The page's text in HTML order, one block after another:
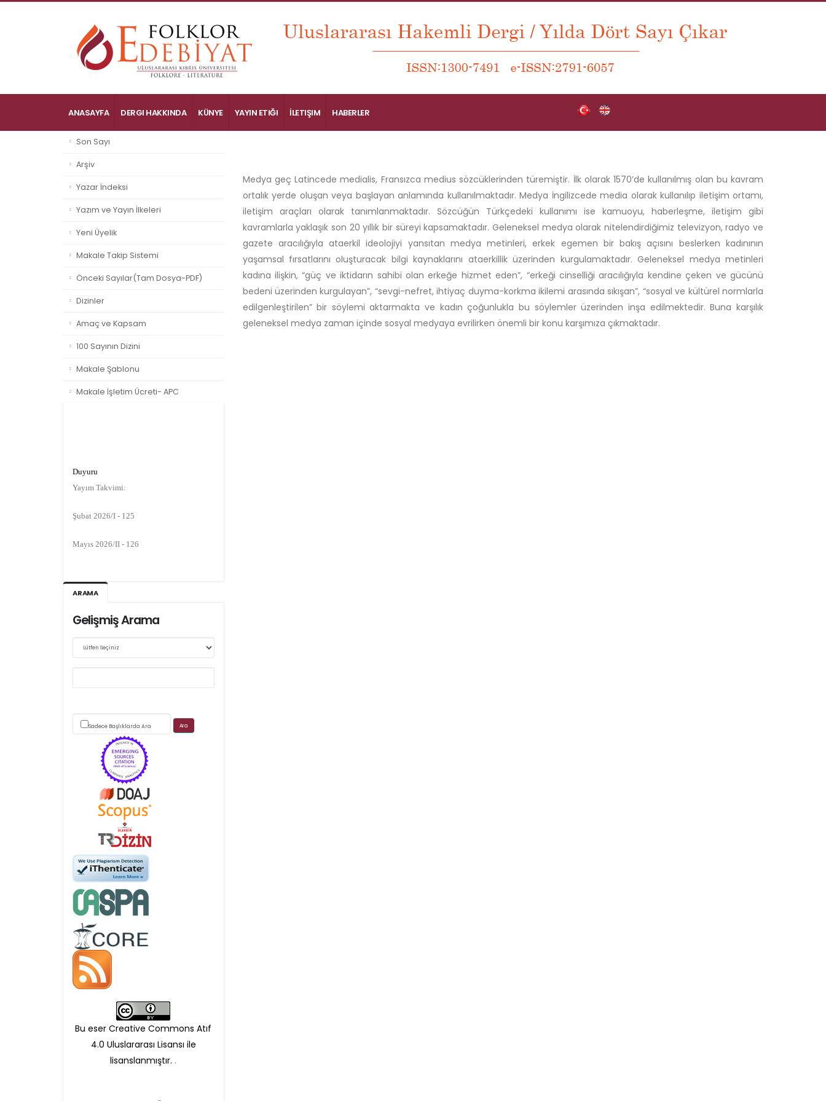
ANASAYFA DERGI HAKKINDA KÜNYE YAYIN ETIĞI İLETIŞIM HABERLER
Son Sayı
Arşiv
Yazar İndeksi
Yazım ve Yayın İlkeleri
Yeni Üyelik
Makale Takip Sistemi
Önceki Sayılar(Tam Dosya-PDF)
Dizinler
Amaç ve Kapsam
100 Sayının Dizini
Makale Şablonu
Makale İşletim Ücreti- APC
Yayım Takvimi:
Kasım 2026/IV - 128
Web sitemizde yapılan güncellemeler nedeniyle
üzerinden yürütülmektedir.
Scimago's grade
Öndenetimden geçen
makaleler için, 100 Avro
Makale İşletim Ücreti (APC)
alınmaktadır.
Hakem sürecine alınacak
makaleler için yazarlara
APC ödeme bilgi mesajı
APC bilgi mesajı
ARAMA
Gelişmiş Arama
Sadece Başlıklarda Ara
Bu eser Creative Commons Atıf
4.0 Uluslararası Lisansı ile
lisanslanmıştır. .
Medya geç Latincede medialis, Fransızca medius sözcüklerinden türemiştir. İlk olarak 1570’de kullanılmış olan bu kavram
ortalık yerde oluşan veya başlayan anlamında kullanılmaktadır. Medya İngilizcede media olarak kullanılıp iletişim ortamı,
iletişim araçları olarak tanımlanmaktadır. Sözcüğün Türkçedeki kullanımı ise kamuoyu, haberleşme, iletişim gibi
kavramlarla yaklaşık son 20 yıllık bir süreyi kapsamaktadır. Geleneksel medya olarak nitelendirdiğimiz televizyon, radyo ve
gazete aracılığıyla ataerkil ideolojiyi yansıtan medya metinleri, erkek egemen bir bakış açısını beslerken kadınının
yaşamsal fırsatlarını oluşturacak bilgi kaynaklarını ataerkillik üzerinden kurgulamaktadır. Geleneksel medya metinleri
kadına ilişkin, “güç ve iktidarın sahibi olan erkeğe hizmet eden”, “erkeği cinselliği aracılığıyla kendine çeken ve gücünü
bedeni üzerinden kurgulayan”, “sevgi-nefret, ihtiyaç duyma-korkma ikilemi arasında sıkışan”, “sosyal ve kültürel normlarla
edilgenleştirilen” bir söylemi aktarmakta ve kadın çoğunlukla bu söylemler üzerinden inşa edilmektedir. Buna karşılık
geleneksel medya zaman içinde sosyal medyaya evrilirken önemli bir konu karşımıza çıkmaktadır.